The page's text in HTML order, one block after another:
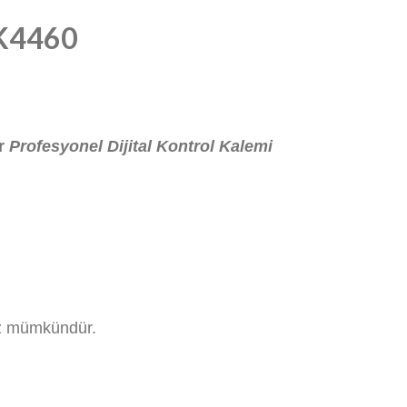
Profesyonel Dijital Kontrol Kalemi
mümkündür.